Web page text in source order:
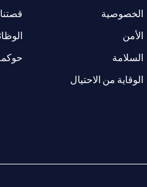
الخصوصية
الأمن
السلامة
الوقاية من الاحتيال
قصتنا
(opens in a new tab)